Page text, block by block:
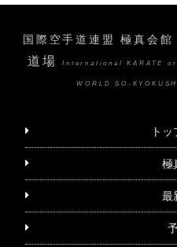
国際空手道連盟 極真会
道場
International KARATE
WORLD SO-
ト
極
最